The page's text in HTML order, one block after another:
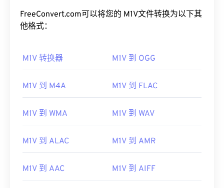
FreeConvert.com可以将您的 M1V文件转换为以下其
他格式：
M1V 转换器 M1V 到 OGG
M1V 到 M4A M1V 到 FLAC
M1V 到 WMA M1V 到 WAV
M1V 到 ALAC M1V 到 AMR
M1V 到 AAC M1V 到 AIFF